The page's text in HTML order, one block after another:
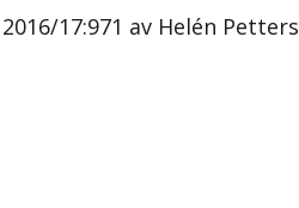
17:971 av Helén